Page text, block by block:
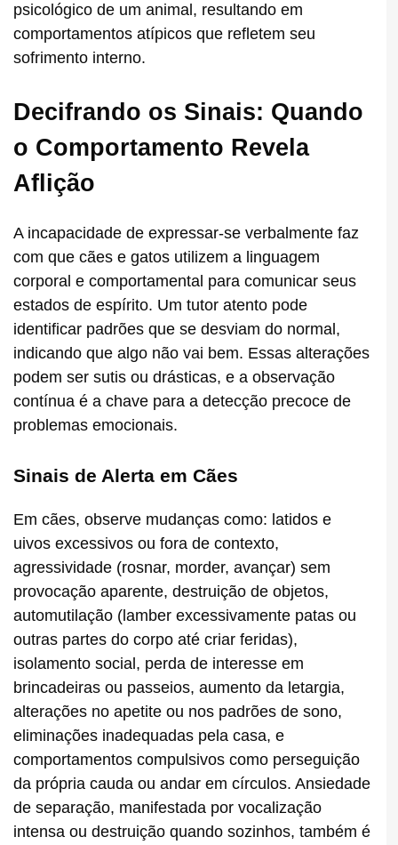
psicológico de um animal, resultando em
comportamentos atípicos que refletem seu
sofrimento interno.
Decifrando os Sinais: Quando
o Comportamento Revela
Aflição
A incapacidade de expressar-se verbalmente faz
com que cães e gatos utilizem a linguagem
corporal e comportamental para comunicar seus
estados de espírito. Um tutor atento pode
identificar padrões que se desviam do normal,
indicando que algo não vai bem. Essas alterações
podem ser sutis ou drásticas, e a observação
contínua é a chave para a detecção precoce de
problemas emocionais.
Sinais de Alerta em Cães
Em cães, observe mudanças como: latidos e
uivos excessivos ou fora de contexto,
agressividade (rosnar, morder, avançar) sem
provocação aparente, destruição de objetos,
automutilação (lamber excessivamente patas ou
outras partes do corpo até criar feridas),
isolamento social, perda de interesse em
brincadeiras ou passeios, aumento da letargia,
alterações no apetite ou nos padrões de sono,
eliminações inadequadas pela casa, e
comportamentos compulsivos como perseguição
da própria cauda ou andar em círculos. Ansiedade
de separação, manifestada por vocalização
intensa ou destruição quando sozinhos, também é